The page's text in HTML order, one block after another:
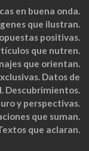
en buena onda.
que ilustran.
positivas.
que nutren.
que orientan.
Datos de
Descubrimientos.
y perspectivas.
que suman.
que aclaran.